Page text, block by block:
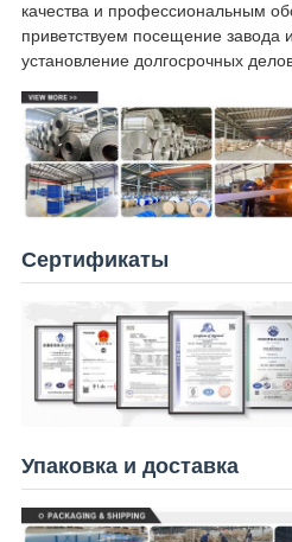
качества и профессиональным
приветствуем посещение завода
установление долгосрочных
Сертификаты
Упаковка и доставка